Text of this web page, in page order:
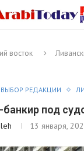
восток
ВЫБОР РЕДАКЦИИ
банкир под
13 января,